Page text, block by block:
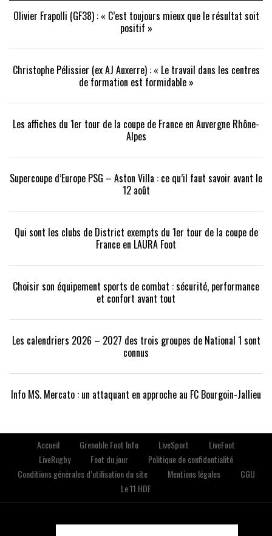
Olivier Frapolli (GF38) : « C’est toujours mieux que le résultat soit
positif »
Christophe Pélissier (ex AJ Auxerre) : « Le travail dans les centres
de formation est formidable »
Les affiches du 1er tour de la coupe de France en Auvergne Rhône-
Alpes
Supercoupe d’Europe PSG – Aston Villa : ce qu’il faut savoir avant le
12 août
Qui sont les clubs de District exempts du 1er tour de la coupe de
France en LAURA Foot
Choisir son équipement sports de combat : sécurité, performance
et confort avant tout
Les calendriers 2026 – 2027 des trois groupes de National 1 sont
connus
Info MS. Mercato : un attaquant en approche au FC Bourgoin-Jallieu
Accueil Grenoble Foot Info LiveSport
LiveFoot
LiveRugby
Foot du jour
Politique de confidentialité
Conditions générales d’utilisation du site
Mentions légales
CGU
Le 11 HDF